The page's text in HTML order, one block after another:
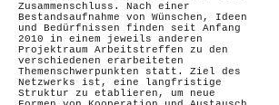
Zusammenschluss. Nach einer
Bestandsaufnahme von Wünschen, Ideen
und Bedürfnissen finden seit Anfang
2010 in einem jeweils anderen
Projektraum Arbeitstreffen zu den
verschiedenen erarbeiteten
Themenschwerpunkten statt. Ziel des
Netzwerks ist, eine langfristige
Struktur zu etablieren, um neue